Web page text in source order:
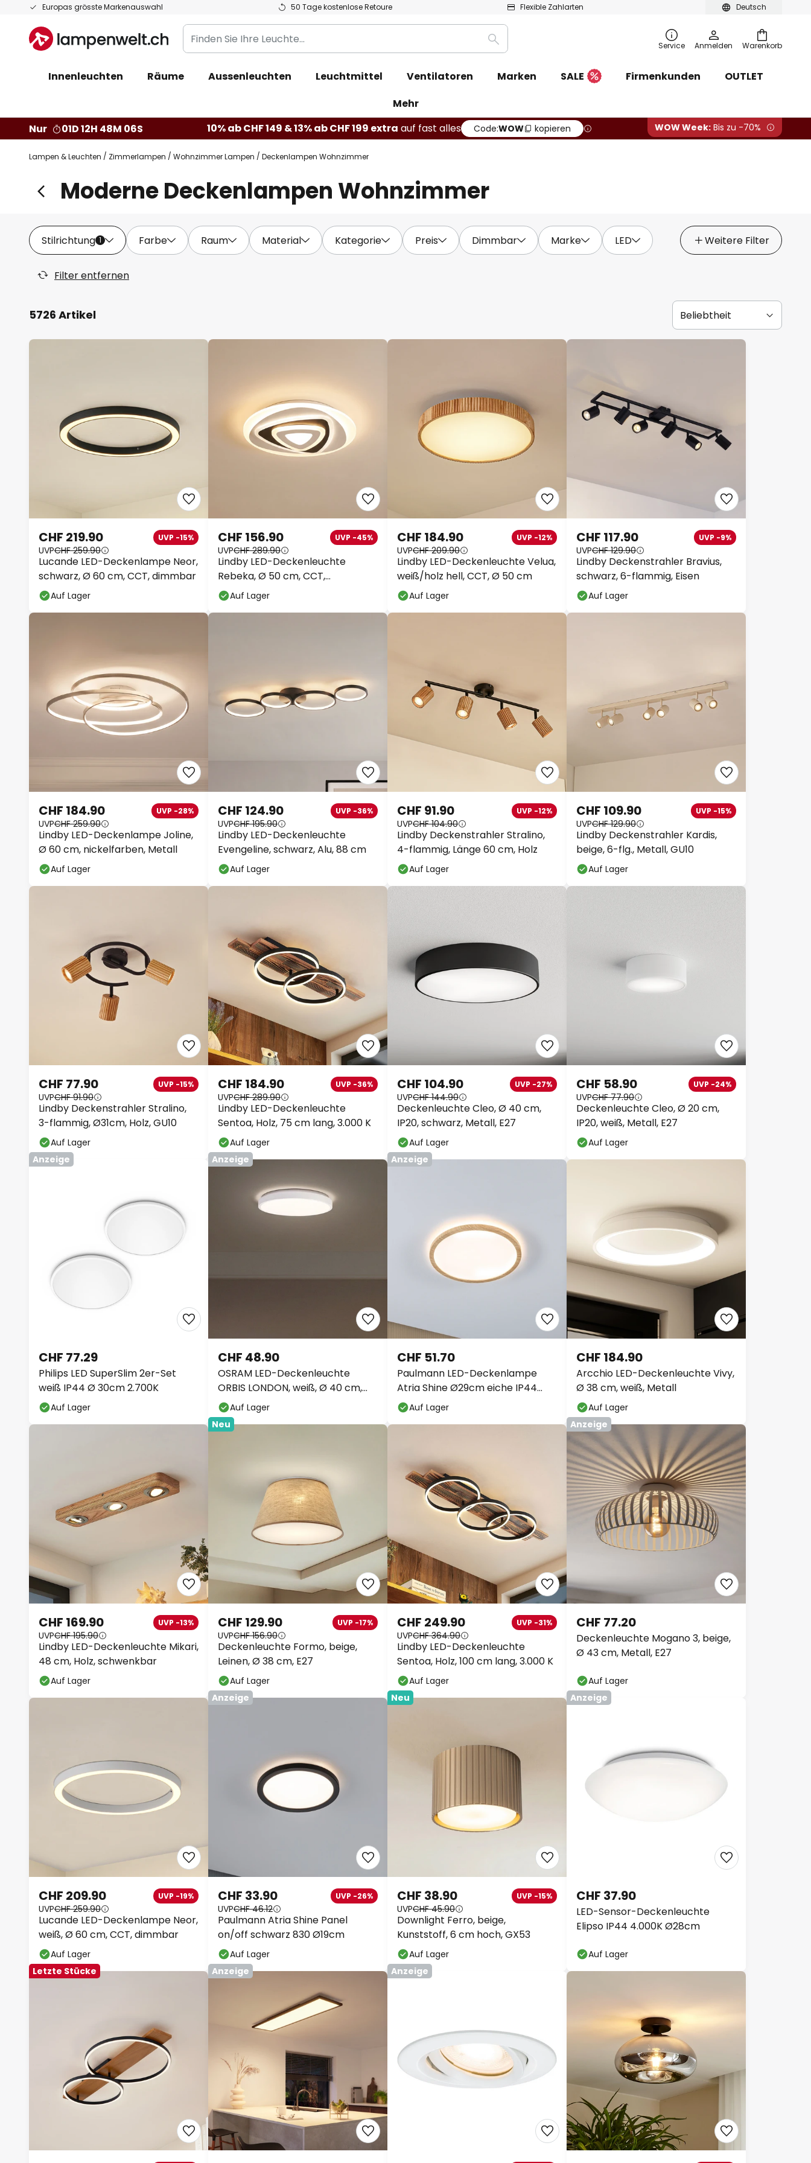
Deutsch
Europas grösste Markenauswahl 50 Tage kostenlose Retoure Flexible Zahlarten
Zum
springen
Warenkorb
Finden
Sie
Leuchte...
Suche Service Anmelden
Innenleuchten Räume Aussenleuchten Leuchtmittel Ventilatoren Marken SALE Firmenkunden
OUTLET
Mehr
Nur
01D 12H 48M 05S 10% ab CHF 149 & 13% ab CHF 199 extra auf fast alles Code:WOW kopieren WOW Week: Bis zu -70%
Lampen & Leuchten Zimmerlampen Wohnzimmer Lampen Deckenlampen Wohnzimmer
Moderne Deckenlampen Wohnzimmer
Stilrichtung 1 Farbe Raum Material Kategorie Preis Dimmbar Marke LED Weitere Filter
Filter entfernen
5726 Artikel
Lucande LED-Deckenlampe Neor,
schwarz, Ø 60 cm, CCT, dimmbar
CHF 219.90 UVP -15%
UVPCHF 259.90
Auf Lager
Lindby LED-Deckenleuchte
Rebeka, Ø 50 cm, CCT,
Fernbedienung
CHF 156.90 UVP -45%
UVPCHF 289.90
Auf Lager
Lindby LED-Deckenleuchte Velua,
weiß/holz hell, CCT, Ø 50 cm
CHF 184.90 UVP -12%
UVPCHF 209.90
Auf Lager
Lindby Deckenstrahler Bravius,
schwarz, 6-flammig, Eisen
CHF 117.90 UVP -9%
UVPCHF 129.90
Auf Lager
Lindby LED-Deckenlampe Joline,
Ø 60 cm, nickelfarben, Metall
CHF 184.90 UVP -28%
UVPCHF 259.90
Auf Lager
Lindby LED-Deckenleuchte
Evengeline, schwarz, Alu, 88 cm
CHF 124.90 UVP -36%
UVPCHF 195.90
Auf Lager
Lindby Deckenstrahler Stralino,
4-flammig, Länge 60 cm, Holz
CHF 91.90 UVP -12%
UVPCHF 104.90
Auf Lager
Lindby Deckenstrahler Kardis,
beige, 6-flg., Metall, GU10
CHF 109.90 UVP -15%
UVPCHF 129.90
Auf Lager
Lindby Deckenstrahler Stralino,
3-flammig, Ø31cm, Holz, GU10
CHF 77.90 UVP -15%
UVPCHF 91.90
Auf Lager
Lindby LED-Deckenleuchte
Sentoa, Holz, 75 cm lang, 3.000 K
CHF 184.90 UVP -36%
UVPCHF 289.90
Auf Lager
Deckenleuchte Cleo, Ø 40 cm,
IP20, schwarz, Metall, E27
CHF 104.90 UVP -27%
UVPCHF 144.90
Auf Lager
Deckenleuchte Cleo, Ø 20 cm,
IP20, weiß, Metall, E27
CHF 58.90 UVP -24%
UVPCHF 77.90
Auf Lager
Anzeige
Philips LED SuperSlim 2er-Set
weiß IP44 Ø 30cm 2.700K
CHF 77.29
Auf Lager
Anzeige
OSRAM LED-Deckenleuchte
ORBIS LONDON, weiß, Ø 40 cm,
Metall
CHF 48.90
Auf Lager
Anzeige
Paulmann LED-Deckenlampe
Atria Shine Ø29cm eiche IP44
3.000K
CHF 51.70
Auf Lager
Arcchio LED-Deckenleuchte Vivy,
Ø 38 cm, weiß, Metall
CHF 184.90
Auf Lager
Lindby LED-Deckenleuchte Mikari,
48 cm, Holz, schwenkbar
CHF 169.90 UVP -13%
UVPCHF 195.90
Auf Lager
Neu
Deckenleuchte Formo, beige,
Leinen, Ø 38 cm, E27
CHF 129.90 UVP -17%
UVPCHF 156.90
Auf Lager
Lindby LED-Deckenleuchte
Sentoa, Holz, 100 cm lang, 3.000 K
CHF 249.90 UVP -31%
UVPCHF 364.90
Auf Lager
Anzeige
Deckenleuchte Mogano 3, beige,
Ø 43 cm, Metall, E27
CHF 77.20
Auf Lager
Lucande LED-Deckenlampe Neor,
weiß, Ø 60 cm, CCT, dimmbar
CHF 209.90 UVP -19%
UVPCHF 259.90
Auf Lager
Anzeige
Paulmann Atria Shine Panel
on/off schwarz 830 Ø19cm
CHF 33.90 UVP -26%
UVPCHF 46.12
Auf Lager
Neu
Downlight Ferro, beige,
Kunststoff, 6 cm hoch, GX53
CHF 38.90 UVP -15%
UVPCHF 45.90
Auf Lager
Anzeige
LED-Sensor-Deckenleuchte
Elipso IP44 4.000K Ø28cm
CHF 37.90
Auf Lager
Letzte Stücke
Anzeige Anzeige